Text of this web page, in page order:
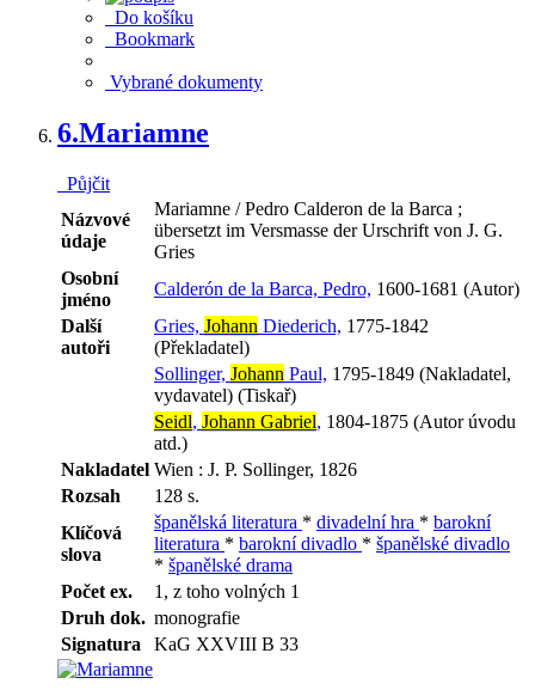
Do košíku
Bookmark
Vybrané dokumenty
6.Mariamne
Půjčit
Názvové
údaje
Mariamne / Pedro Calderon de la Barca ;
übersetzt im Versmasse der Urschrift von J. G.
Gries
Osobní
jméno
Calderón de la Barca, Pedro, 1600-1681 (Autor)
Další
autoři
Gries, Johann Diederich, 1775-1842
(Překladatel)
Sollinger, Johann Paul, 1795-1849 (Nakladatel,
vydavatel) (Tiskař)
Seidl, Johann Gabriel, 1804-1875 (Autor úvodu
atd.)
Nakladatel Wien : J. P. Sollinger, 1826
Rozsah
128 s.
Klíčová
slova
španělská literatura * divadelní hra * barokní
literatura * barokní divadlo * španělské divadlo
* španělské drama
Počet ex.
1, z toho volných 1
Druh dok. monografie
Signatura
KaG XXVIII B 33